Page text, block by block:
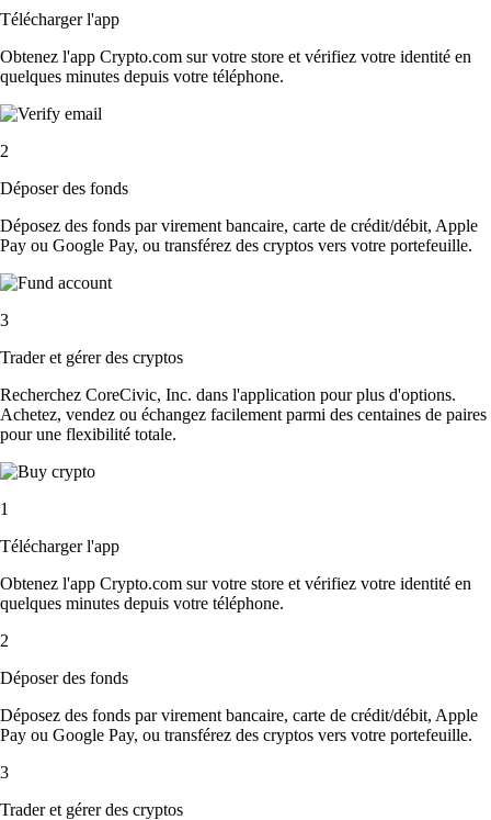
Télécharger l'app
Obtenez l'app Crypto.com sur votre store et vérifiez votre identité en
quelques minutes depuis votre téléphone.
2
Déposer des fonds
Déposez des fonds par virement bancaire, carte de crédit/débit, Apple
Pay ou Google Pay, ou transférez des cryptos vers votre portefeuille.
3
Trader et gérer des cryptos
Recherchez CoreCivic, Inc. dans l'application pour plus d'options.
Achetez, vendez ou échangez facilement parmi des centaines de paires
pour une flexibilité totale.
1
Télécharger l'app
Obtenez l'app Crypto.com sur votre store et vérifiez votre identité en
quelques minutes depuis votre téléphone.
2
Déposer des fonds
Déposez des fonds par virement bancaire, carte de crédit/débit, Apple
Pay ou Google Pay, ou transférez des cryptos vers votre portefeuille.
3
Trader et gérer des cryptos